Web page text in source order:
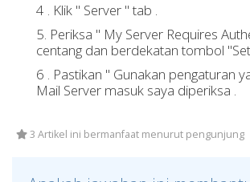
4 . Klik " Server " tab .
5. Periksa " My Server Requires
centang dan berdekatan tombol
6 . Pastikan " Gunakan pengaturan
Mail Server masuk saya diperiksa .
3 Artikel ini bermanfaat menurut pengunjung